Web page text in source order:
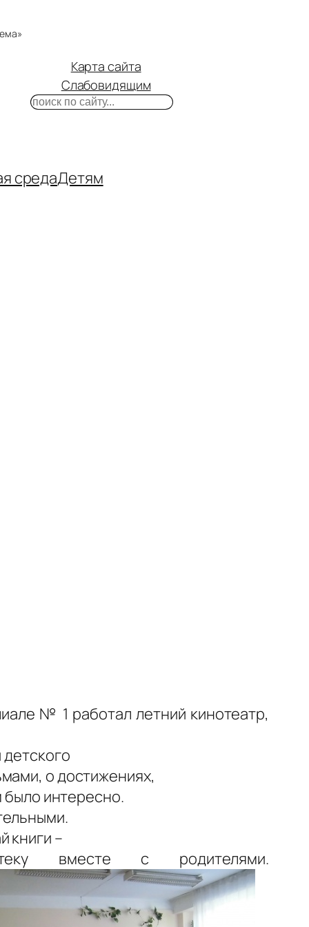
Карта сайта
Слабовидящим
Поиск
средаДетям
№ 1 работал летний кинотеатр,
о достижениях,
было интересно.
книги –
вместе с родителями.